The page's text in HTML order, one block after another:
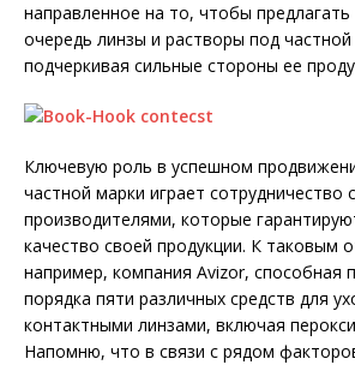
направленное на то, чтобы
очередь линзы и растворы под
подчеркивая сильные стороны ее
Ключевую роль в успешном
частной марки играет сотрудничество
производителями, которые
качество своей продукции. К таковым
например, компания Avizor, способная
порядка пяти различных средств для
контактными линзами, включая
Напомню, что в связи с рядом